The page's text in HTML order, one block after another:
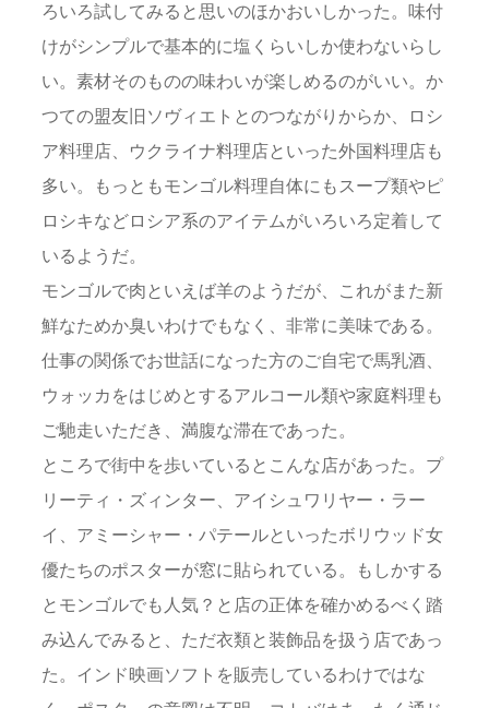
ろいろ試してみると思いのほかおいしかった。味付
けがシンプルで基本的に塩くらいしか使わないらし
い。素材そのものの味わいが楽しめるのがいい。か
つての盟友旧ソヴィエトとのつながりからか、ロシ
ア料理店、ウクライナ料理店といった外国料理店も
多い。もっともモンゴル料理自体にもスープ類やピ
ロシキなどロシア系のアイテムがいろいろ定着して
いるようだ。
モンゴルで肉といえば羊のようだが、これがまた新
鮮なためか臭いわけでもなく、非常に美味である。
仕事の関係でお世話になった方のご自宅で馬乳酒、
ウォッカをはじめとするアルコール類や家庭料理も
ご馳走いただき、満腹な滞在であった。
ところで街中を歩いているとこんな店があった。プ
リーティ・ズィンター、アイシュワリヤー・ラー
イ、アミーシャー・パテールといったボリウッド女
優たちのポスターが窓に貼られている。もしかする
とモンゴルでも人気？と店の正体を確かめるべく踏
み込んでみると、ただ衣類と装飾品を扱う店であっ
た。インド映画ソフトを販売しているわけではな